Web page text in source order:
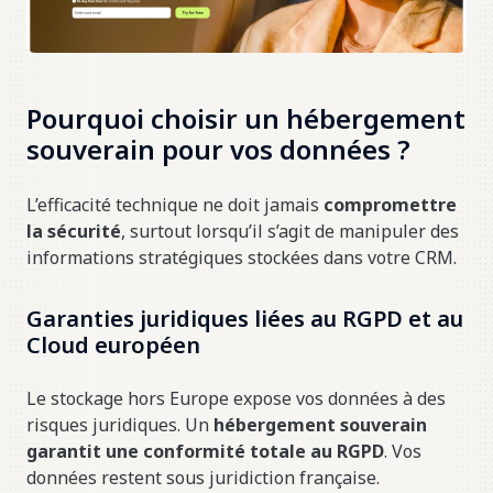
Pourquoi choisir un hébergement
souverain pour vos données ?
L’efficacité technique ne doit jamais compromettre
la sécurité, surtout lorsqu’il s’agit de manipuler des
informations stratégiques stockées dans votre CRM.
Garanties juridiques liées au RGPD et au
Cloud européen
Le stockage hors Europe expose vos données à des
risques juridiques. Un hébergement souverain
garantit une conformité totale au RGPD. Vos
données restent sous juridiction française.